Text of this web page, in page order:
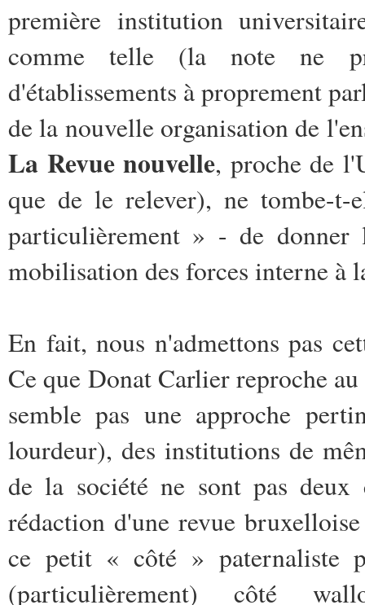
première institution
comme telle (la note ne
d'établissements à proprement
de la nouvelle organisation de
La Revue nouvelle, proche de
que de le relever), ne tombe-
particulièrement » - de
mobilisation des forces interne à
En fait, nous n'admettons pas
Ce que Donat Carlier reproche
semble pas une approche
lourdeur), des institutions de
de la société ne sont pas deux
rédaction d'une revue
ce petit « côté » paternaliste
(particulièrement) côté